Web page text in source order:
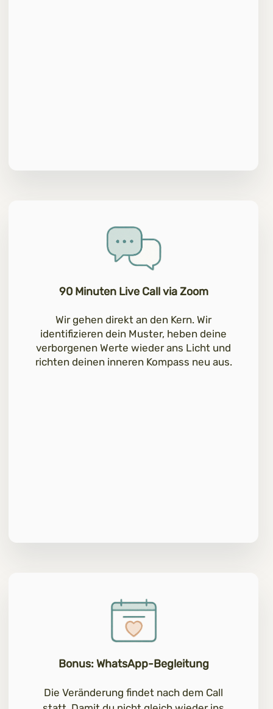
90 Minuten Live Call via Zoom
Wir gehen direkt an den Kern. Wir
identifizieren dein Muster, heben deine
verborgenen Werte wieder ans Licht und
richten deinen inneren Kompass neu aus.
Bonus: WhatsApp-Begleitung
Die Veränderung findet nach dem Call